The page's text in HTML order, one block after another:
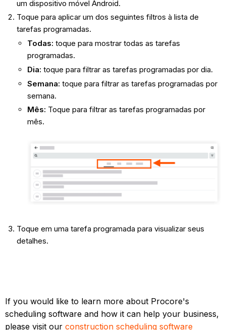
um dispositivo móvel Android.
Toque para aplicar um dos seguintes filtros à lista de
tarefas programadas.
Todas: toque para mostrar todas as tarefas
programadas.
Dia: toque para filtrar as tarefas programadas por dia.
Semana: toque para filtrar as tarefas programadas por
semana.
Mês: Toque para filtrar as tarefas programadas por
mês.
Toque em uma tarefa programada para visualizar seus
detalhes.
If you would like to learn more about Procore's
scheduling software and how it can help your business,
please visit ourconstruction scheduling software